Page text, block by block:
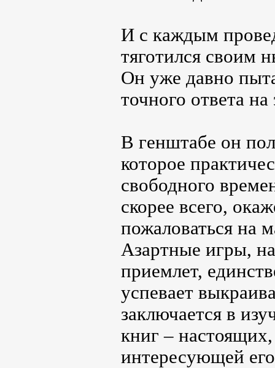
И с каждым
тяготился своим
Он уже давно
точного ответа
В генштабе он
которое
свободного
скорее всего,
пожаловаться на
Азартные игры,
приемлет,
успевает
заключается в
книг –
интересующей